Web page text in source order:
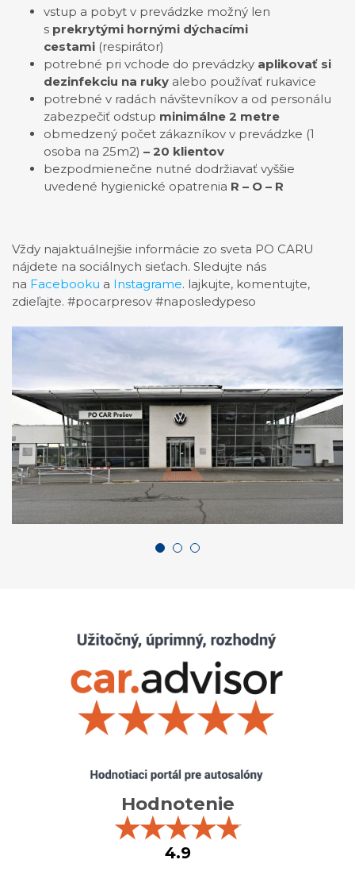
vstup a pobyt v prevádzke možný len
s prekrytými hornými dýchacími
cestami (respirátor)
potrebné pri vchode do prevádzky aplikovať si
dezinfekciu na ruky alebo používať rukavice
potrebné v radách návštevníkov a od personálu
zabezpečiť odstup minimálne 2 metre
obmedzený počet zákazníkov v prevádzke (1
osoba na 25m2) – 20 klientov
bezpodmienečne nutné dodržiavať vyššie
uvedené hygienické opatrenia R – O – R
Vždy najaktuálnejšie informácie zo sveta PO CARU
nájdete na sociálnych sieťach. Sledujte nás
na Facebooku a Instagrame. lajkujte, komentujte,
zdieľajte. #pocarpresov #naposledypeso
Hodnotenie
★★★★★
4.9